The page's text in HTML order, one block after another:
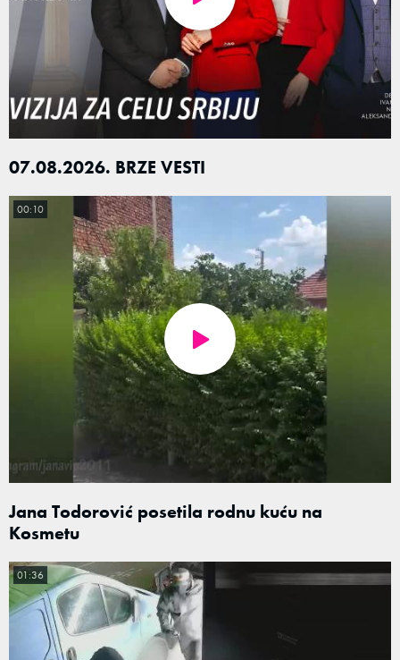
07.08.2026. BRZE VESTI
Jana Todorović posetila rodnu kuću na
Kosmetu
00:10
01:36